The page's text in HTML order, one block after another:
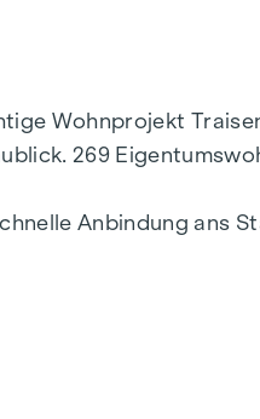
Wohnprojekt
269
Anbindung ans
idealen Lebensraum.